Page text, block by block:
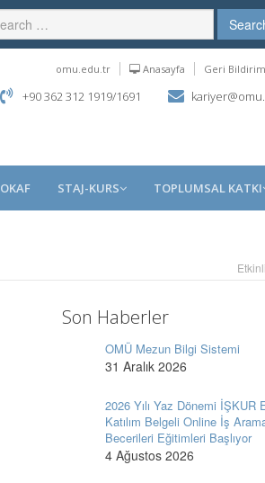
omu.edu.tr Anasayfa Geri Bildirim
+90 362 312 1919/1691
OKAF STAJ-KURS TOPLUMSAL KATKI
Son Haberler
OMÜ Mezun Bilgi Sistemi
31 Aralık 2026
2026 Yılı Yaz Dönemi İŞKUR
Katılım Belgeli Online İş
Becerileri Eğitimleri Başlıyor
4 Ağustos 2026